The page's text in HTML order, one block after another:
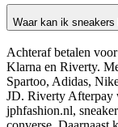
Waar kan ik
Achteraf betalen
Klarna en Riverty.
Spartoo, Adidas,
JD. Riverty Afterpay
jphfashion.nl,